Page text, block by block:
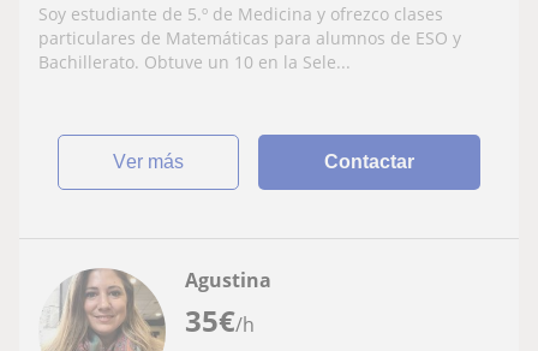
Soy estudiante de 5.º de Medicina y ofrezco clases
particulares de Matemáticas para alumnos de ESO y
Bachillerato. Obtuve un 10 en la Sele...
ver más Contactar
35€/h
Agustina